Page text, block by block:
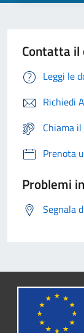
Contatta il
Leggi le
Richiedi
Chiama
Prenota
Problemi
Segnala